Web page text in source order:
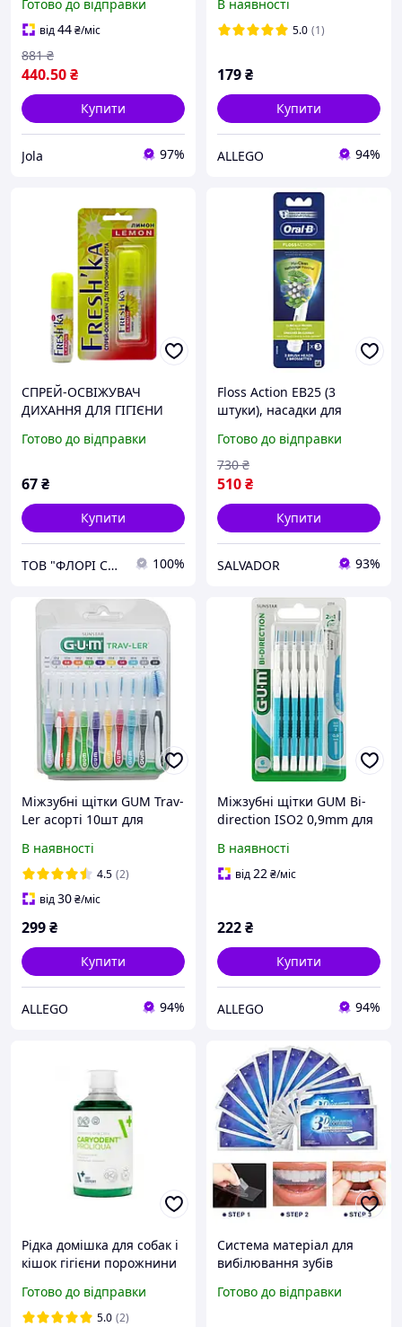
рота
Готово до відправки
від44₴/міс
440.50₴
881 ₴
Купити
Jola 97%
порожнини рота
В наявності
5.0 (1)
179₴
Купити
ALLEGO 94%
СПРЕЙ-ОСВІЖУВАЧ
ДИХАННЯ ДЛЯ ГІГІЄНИ
«FRESH'KA», ЛИМОН, 15
Готово до відправки
67₴
Купити
ТОВ "ФЛОРІ СПРЕЙ" 100%
Floss Action EB25 (3
штуки), насадки для
порожнини рота
Готово до відправки
510₴
730 ₴
Купити
SALVADOR 93%
Міжзубні щітки GUM Trav-
Ler асорті 10шт для
порожнини рота
В наявності
4.5 (2)
від30₴/міс
299₴
Купити
ALLEGO 94%
Міжзубні щітки GUM Bi-
direction ISO2 0,9mm для
рота
В наявності
від22₴/міс
222₴
Купити
ALLEGO 94%
Рідка домішка для собак і
кішок гігієни порожнини
VetExpert (Ветексперт)
Caryodent Proliqua
Готово до відправки
5.0 (2)
Система матеріал для
вибілювання зубів
порожнини рота засобу
Готово до відправки